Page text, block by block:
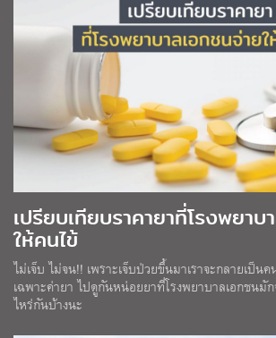
เปรียบเทียบราคายาที่โรงพยาบ
ให้คนไข้
ไม่เจ็บ ไม่จน!! เพราะเจ็บป่วยขึ้นมาเราจะกลายเป็น
เฉพาะค่ายา ไปดูกันหน่อยยาที่โรงพยาบาลเอกชนมัก
ไหร่กันบ้างนะ